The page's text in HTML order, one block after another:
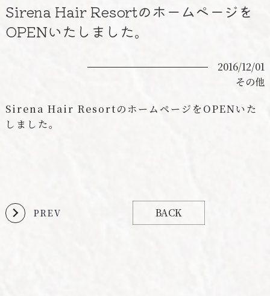
Sirena Hair Resortのホームページを
OPENいたしました。
2016/12/01
その他
Sirena Hair ResortのホームページをOPENいた
しました。
PREV BACK